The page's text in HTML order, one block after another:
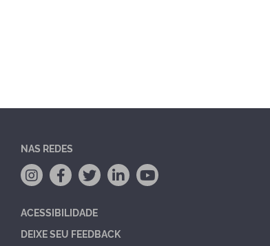
NAS REDES
ACESSIBILIDADE
DEIXE SEU FEEDBACK